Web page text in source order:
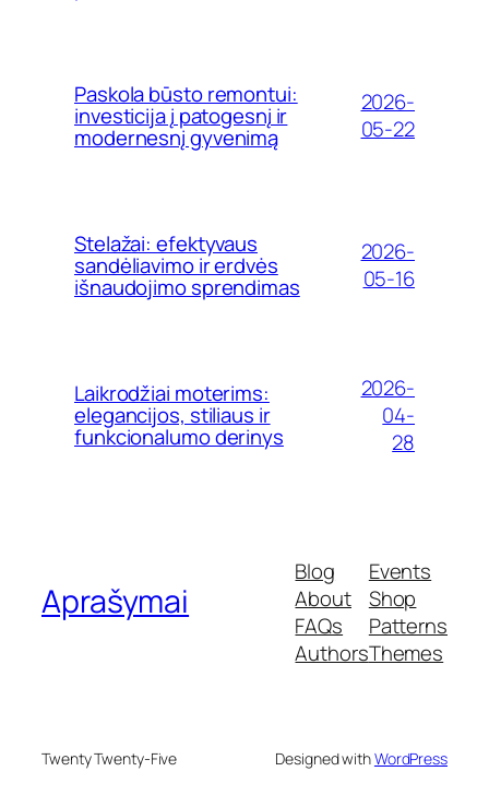
Paskola būsto remontui:
investicija į patogesnį ir
modernesnį gyvenimą
2026-
05-22
Stelažai: efektyvaus
sandėliavimo ir erdvės
išnaudojimo sprendimas
2026-
05-16
Laikrodžiai moterims:
elegancijos, stiliaus ir
funkcionalumo derinys
2026-
04-
28
Aprašymai
Blog
About
FAQs
Authors
Events
Shop
Patterns
Themes
Twenty Twenty-Five Designed withWordPress